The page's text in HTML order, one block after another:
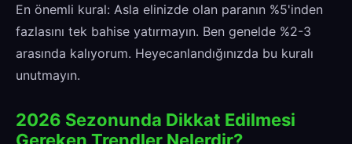
En önemli kural: Asla elinizde olan paranın %5'inden
fazlasını tek bahise yatırmayın. Ben genelde %2-3
arasında kalıyorum. Heyecanlandığınızda bu kuralı
unutmayın.
2026 Sezonunda Dikkat Edilmesi
Gereken Trendler Nelerdir?